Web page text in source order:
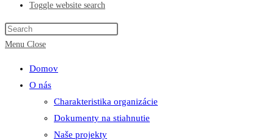
Toggle website search
Menu Close
Domov
O nás
Charakteristika organizácie
Dokumenty na stiahnutie
Naše projekty